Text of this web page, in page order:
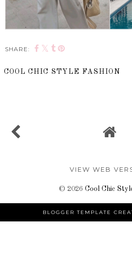
SHARE:
COOL CHIC STYLE FASHION
VIEW WEB
© 2026 Cool Chic
BLOGGER TEMPLATE